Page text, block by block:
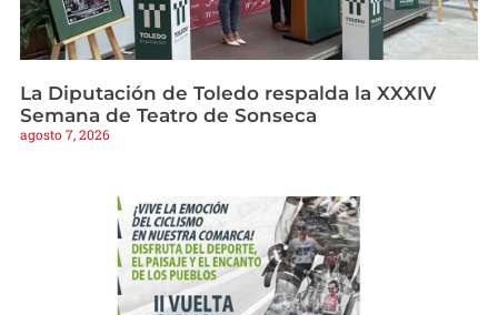
La Diputación de Toledo respalda la XXXIV
Semana de Teatro de Sonseca
agosto 7, 2026